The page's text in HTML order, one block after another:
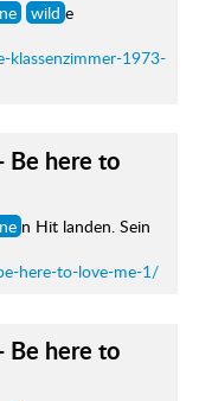
wild e
klassenzimmer-1973-
Be here to
n Hit landen. Sein
here-to-love-me-1/
Be here to